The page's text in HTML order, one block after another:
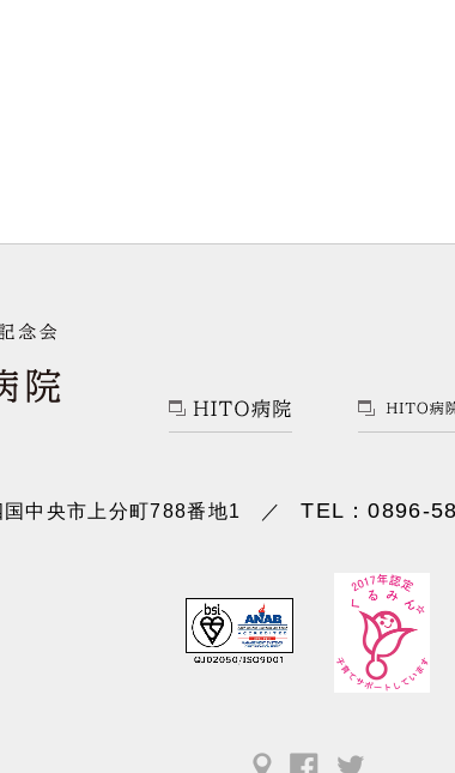
国中央市上分町788番地1 ／ TEL：0896-